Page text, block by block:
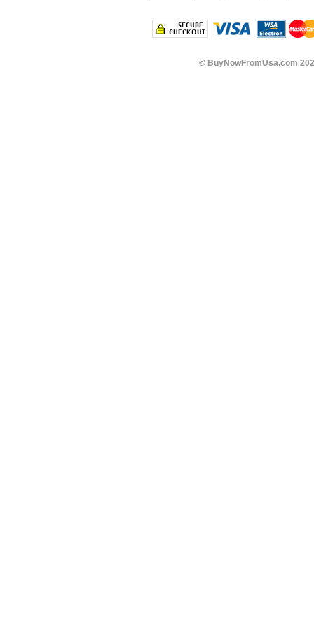
© BuyNowFromUsa.com